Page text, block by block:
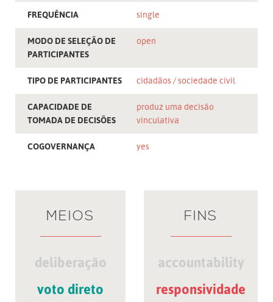
FREQUÊNCIA single
MODO DE SELEÇÃO DE
PARTICIPANTES
open
TIPO DE PARTICIPANTES cidadãos sociedade civil
CAPACIDADE DE
TOMADA DE DECISÕES
produz uma decisão
vinculativa
COGOVERNANÇA yes
MEIOS
deliberação
voto direto
FINS
accountability
responsividade